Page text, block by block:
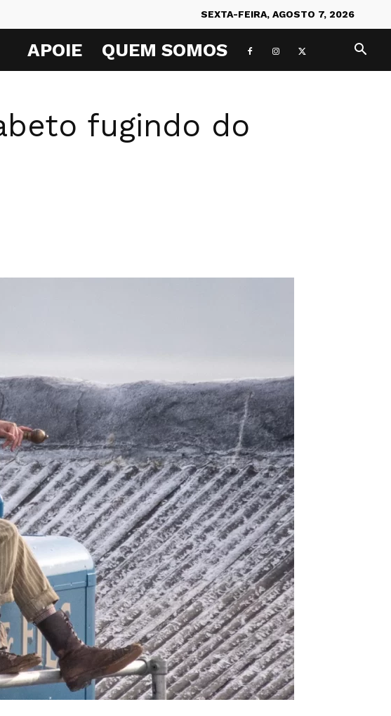
SEXTA-FEIRA, AGOSTO 7, 2026
APOIE QUEM SOMOS
fugindo do